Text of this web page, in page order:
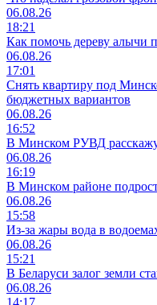
06.08.26
18:21
Как помочь дереву алычи
06.08.26
17:01
Снять квартиру под
бюджетных вариантов
06.08.26
16:52
В Минском РУВД
06.08.26
16:19
В Минском районе
06.08.26
15:58
Из-за жары вода в
06.08.26
15:21
В Беларуси залог земли
06.08.26
14:17